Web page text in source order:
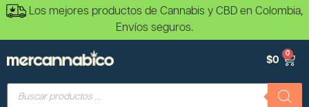
Los mejores productos de Cannabis y CBD en Colombia,
Envíos seguros.
$0
0